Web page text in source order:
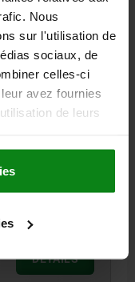
Nous
sur l'utilisation de
sociaux, de
celles-ci
avez fournies
de leurs
SUPÉRIEUR,
ACIER DE
DÉTAILS